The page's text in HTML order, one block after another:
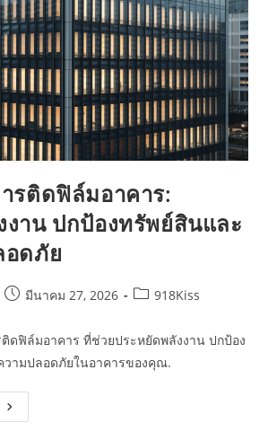
รติดฟิล์มอาคาร:
าน ปกป้องทรัพย์สินและ
อดภัย
Postมีนาคม 27, 2026
Post918Kiss
ดฟิล์มอาคาร ที่ช่วยประหยัดพลังงาน ปกป้อง
วามปลอดภัยในอาคารของคุณ.
อดี